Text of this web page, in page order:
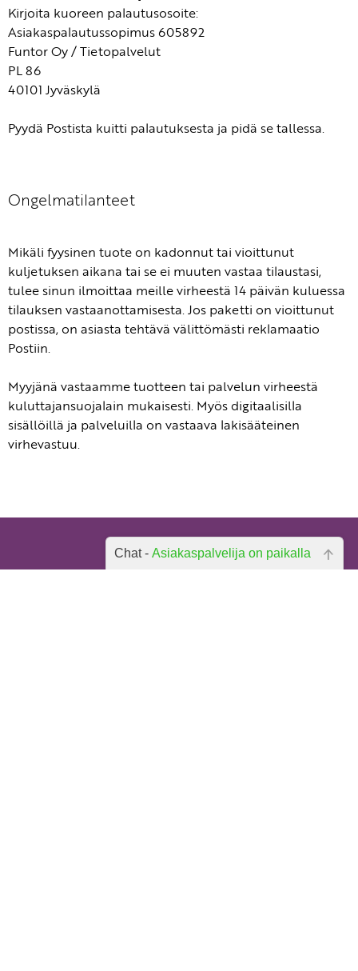
Kirjoita kuoreen palautusosoite:
Asiakaspalautussopimus 605892
Funtor Oy / Tietopalvelut
PL 86
40101 Jyväskylä
Pyydä Postista kuitti palautuksesta ja pidä se tallessa.
Ongelmatilanteet
Mikäli fyysinen tuote on kadonnut tai vioittunut
kuljetuksen aikana tai se ei muuten vastaa tilaustasi,
tulee sinun ilmoittaa meille virheestä 14 päivän kuluessa
tilauksen vastaanottamisesta. Jos paketti on vioittunut
postissa, on asiasta tehtävä välittömästi reklamaatio
Postiin.
Myyjänä vastaamme tuotteen tai palvelun virheestä
kuluttajansuojalain mukaisesti. Myös digitaalisilla
sisällöillä ja palveluilla on vastaava lakisääteinen
virhevastuu.
Yhteystiedot
Chat -Asiakaspalvelija on paikalla